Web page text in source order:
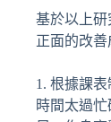
基於以上
正面的改善
1. 根據課
時間太過